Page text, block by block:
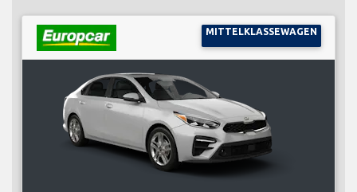
MITTELKLASSEWAGEN